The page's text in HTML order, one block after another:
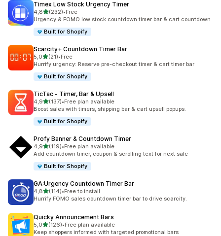
Timex Low Stock Urgency Timer
4,85 yıldız üzerinden
(232)
toplam 232 değerlendirme
•Free
Urgency & FOMO low stock countdown timer bar & cart countdown
Built for Shopify
Scarcity+ Countdown Timer Bar
5,05 yıldız üzerinden
(21)
toplam 21 değerlendirme
•Free
Hurrify urgency: Reserve pre-checkout timer & cart timer bar
Built for Shopify
TicTac ‑ Timer, Bar & Upsell
4,95 yıldız üzerinden
(137)
toplam 137 değerlendirme
•Free plan available
Boost sales with timers, shipping bar & cart upsell popups.
Built for Shopify
Profy Banner & Countdown Timer
4,95 yıldız üzerinden
(119)
toplam 119 değerlendirme
•Free plan available
Add countdown timer, coupon & scrolling text for next sale
Built for Shopify
GA:Urgency Countdown Timer Bar
4,85 yıldız üzerinden
(114)
toplam 114 değerlendirme
•Free to install
Hurrify FOMO sales countdown timer bar to drive scarcity.
Quicky Announcement Bars
5,05 yıldız üzerinden
(126)
toplam 126 değerlendirme
•Free plan available
Keep shoppers informed with targeted promotional bars